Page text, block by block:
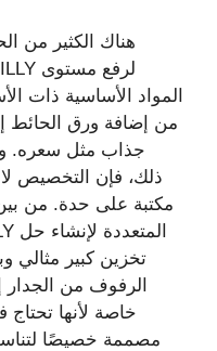
هناك الكثير من
المواد الأساسية ذات
من إضافة ورق الحائط
ذلك، فإن التخصيص
مكتبة على حدة. من بين
تخزين كبير مثالي
الرفوف من الجدار
خاصة لأنها
مصممة خصيصًا